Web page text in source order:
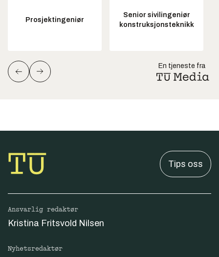
Prosjektingeniør
Senior sivilingeniør
konstruksjonsteknikk
En tjeneste fra
Tips oss
Ansvarlig redaktør
Kristina Fritsvold Nilsen
Nyhetsredaktør